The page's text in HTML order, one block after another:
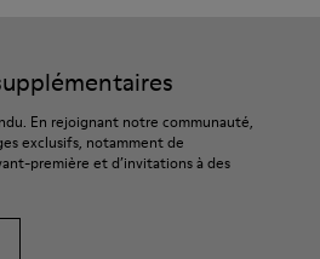
En rejoignant notre communauté,
exclusifs, notamment de
première et d’invitations à des